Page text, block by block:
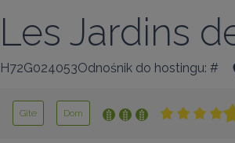
Les Jardins
H72G024053Odnośnik do hostingu: #
Gîte Dom